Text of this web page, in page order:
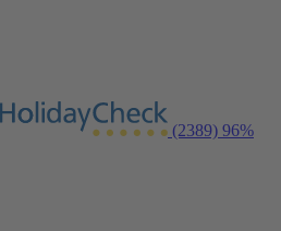
(2389) 96%